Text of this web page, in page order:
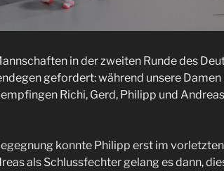
in der zweiten Runde des
gefordert: während unsere Damen
Richi, Gerd, Philipp und
konnte Philipp erst im
als Schlussfechter gelang es dann,